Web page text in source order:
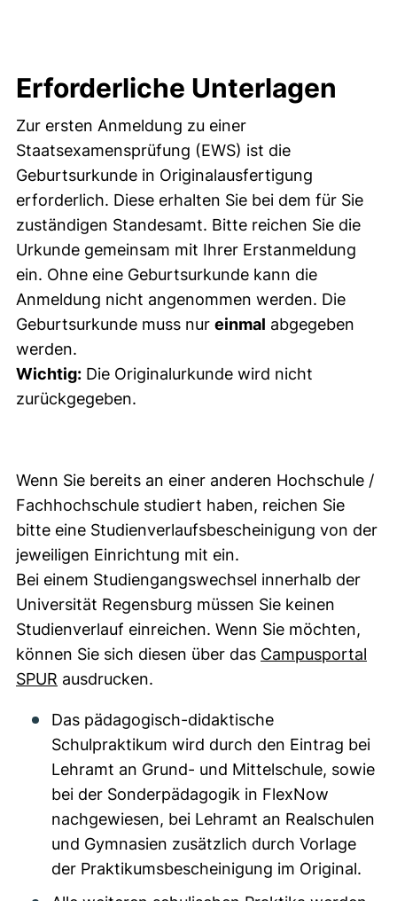
Erforderliche Unterlagen
Zur ersten Anmeldung zu einer
Staatsexamensprüfung (EWS) ist die
Geburtsurkunde in Originalausfertigung
erforderlich. Diese erhalten Sie bei dem für Sie
zuständigen Standesamt. Bitte reichen Sie die
Urkunde gemeinsam mit Ihrer Erstanmeldung
ein. Ohne eine Geburtsurkunde kann die
Anmeldung nicht angenommen werden. Die
Geburtsurkunde muss nur einmal abgegeben
werden.
Wichtig: Die Originalurkunde wird nicht
zurückgegeben.
Wenn Sie bereits an einer anderen Hochschule /
Fachhochschule studiert haben, reichen Sie
bitte eine Studienverlaufsbescheinigung von der
jeweiligen Einrichtung mit ein.
Bei einem Studiengangswechsel innerhalb der
Universität Regensburg müssen Sie keinen
Studienverlauf einreichen. Wenn Sie möchten,
können Sie sich diesen über das Campusportal
SPUR (externer Link, öffnet neues Fenster)
ausdrucken.
Das pädagogisch-didaktische
Schulpraktikum wird durch den Eintrag bei
Lehramt an Grund- und Mittelschule, sowie
bei der Sonderpädagogik in FlexNow
nachgewiesen, bei Lehramt an Realschulen
und Gymnasien zusätzlich durch Vorlage
der Praktikumsbescheinigung im Original.